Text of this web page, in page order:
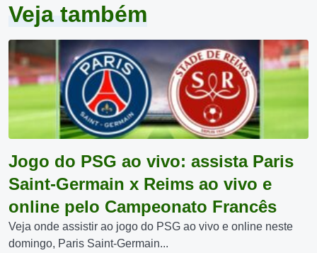
Veja também
Jogo do PSG ao vivo: assista Paris
Saint-Germain x Reims ao vivo e
online pelo Campeonato Francês
Veja onde assistir ao jogo do PSG ao vivo e online neste
domingo, Paris Saint-Germain...